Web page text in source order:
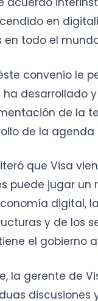
en
en todo el
convenio le
ha desarrollado
de la
de la agenda
que Visa
puede jugar
digital,
y de los
el gobierno
la gerente de